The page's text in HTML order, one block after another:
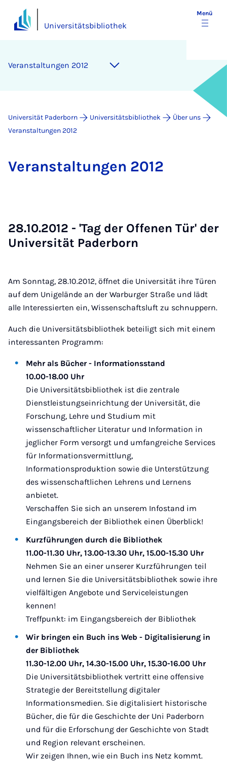
Universitätsbibliothek
Menü
Ver­an­stal­tun­gen 2012
Universität Paderborn Universitätsbibliothek
Über uns
Veranstaltungen 2012
Ver­an­stal­tun­gen 2012
28.10.2012 - 'Tag der Of­fe­nen Tür' der
Uni­ver­si­tät Pa­der­born
Am Sonntag, 28.10.2012, öffnet die Universität ihre Türen
auf dem Unigelände an der Warburger Straße und lädt
alle Interessierten ein, Wissenschaftsluft zu schnuppern.
Auch die Universitätsbibliothek beteiligt sich mit einem
interessanten Programm:
Mehr als Bücher - Informationsstand
10.00-18.00 Uhr
Die Universitätsbibliothek ist die zentrale
Dienstleistungseinrichtung der Universität, die
Forschung, Lehre und Studium mit
wissenschaftlicher Literatur und Information in
jeglicher Form versorgt und umfangreiche Services
für Informationsvermittlung,
Informationsproduktion sowie die Unterstützung
des wissenschaftlichen Lehrens und Lernens
anbietet.
Verschaffen Sie sich an unserem Infostand im
Eingangsbereich der Bibliothek einen Überblick!
Kurzführungen durch die Bibliothek
11.00-11.30 Uhr, 13.00-13.30 Uhr, 15.00-15.30 Uhr
Nehmen Sie an einer unserer Kurzführungen teil
und lernen Sie die Universitätsbibliothek sowie ihre
vielfältigen Angebote und Serviceleistungen
kennen!
Treffpunkt: im Eingangsbereich der Bibliothek
Wir bringen ein Buch ins Web - Digitalisierung in
der Bibliothek
11.30-12.00 Uhr, 14.30-15.00 Uhr, 15.30-16.00 Uhr
Die Universitätsbibliothek vertritt eine offensive
Strategie der Bereitstellung digitaler
Informationsmedien. Sie digitalisiert historische
Bücher, die für die Geschichte der Uni Paderborn
und für die Erforschung der Geschichte von Stadt
und Region relevant erscheinen.
Wir zeigen Ihnen, wie ein Buch ins Netz kommt.